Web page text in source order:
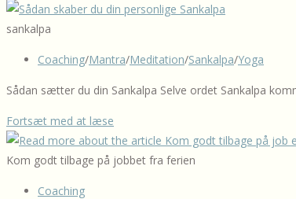
er
kan
chakra,
vi
tør
arbejde
sankalpa
Post
Coaching/Mantra/Meditation/Sankalpa/Yoga
Sådan sætter du din Sankalpa Selve ordet Sankalpa
Fortsæt med at læse
skaber
du
Kom godt tilbage på jobbet fra ferien
Post
Coaching